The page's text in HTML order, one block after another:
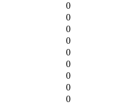
0
0
0
0
0
0
0
0
0